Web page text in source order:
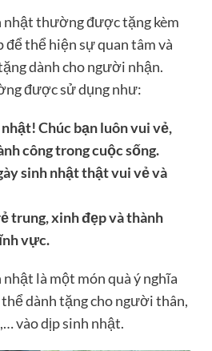
nhật thường được tặng kèm
thể hiện sự quan tâm và
dành cho người nhận.
được sử dụng như:
Chúc bạn luôn vui vẻ,
công trong cuộc sống.
sinh nhật thật vui vẻ và
trung, xinh đẹp và thành
vực.
là một món quà ý nghĩa
dành tặng cho người thân,
vào dịp sinh nhật.